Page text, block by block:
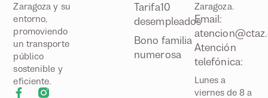
Zaragoza y su
entorno,
promoviendo
un transporte
público
sostenible y
eficiente.
Tarifa10
desempleados
Bono familia
numerosa
Zaragoza.
Email:
Atención
telefónica:
Lunes a
viernes de 8 a